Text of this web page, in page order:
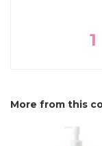
1
More from this